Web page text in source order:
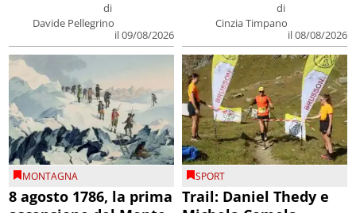
di
Davide Pellegrino
il 09/08/2026
di
Cinzia Timpano
il 08/08/2026
MONTAGNA
8 agosto 1786, la prima
SPORT
Trail: Daniel Thedy e